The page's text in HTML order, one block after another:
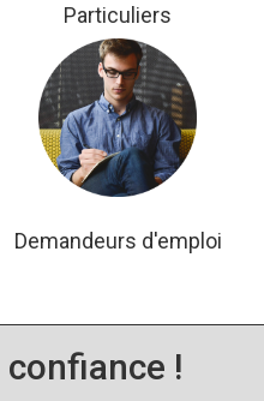
Particuliers
Demandeurs d'emploi
confiance !